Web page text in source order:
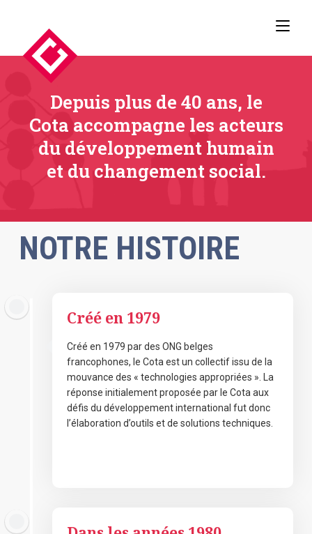
Depuis plus de 40 ans, le
Cota accompagne les acteurs
du développement humain
et du changement social.
NOTRE HISTOIRE
Créé en 1979
Créé en 1979 par des ONG belges
francophones, le Cota est un collectif issu de la
mouvance des « technologies appropriées ». La
réponse initialement proposée par le Cota aux
défis du développement international fut donc
l’élaboration d’outils et de solutions techniques.